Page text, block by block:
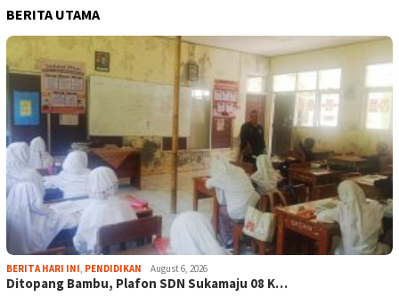
BERITA UTAMA
BERITA HARI INI, PENDIDIKAN August 6, 2026
Ditopang Bambu, Plafon SDN Sukamaju 08 K…